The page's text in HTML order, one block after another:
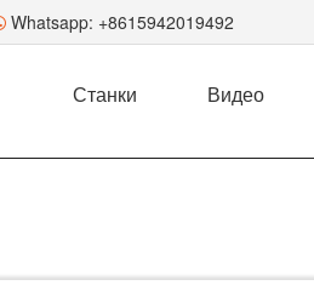
Whatsapp: +8615942019492
Станки Видео